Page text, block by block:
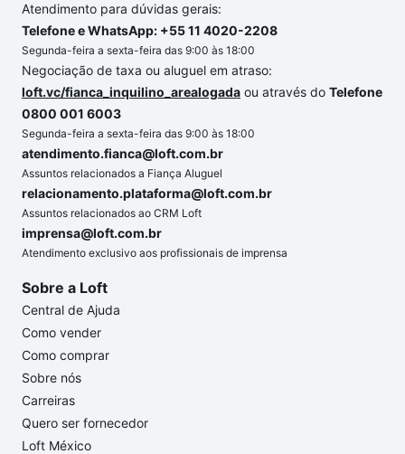
Atendimento para dúvidas gerais:
Telefone e WhatsApp: +55 11 4020-2208
Segunda-feira a sexta-feira das 9:00 às 18:00
Negociação de taxa ou aluguel em atraso:
loft.vc/fianca_inquilino_arealogada ou através do Telefone
0800 001 6003
Segunda-feira a sexta-feira das 9:00 às 18:00
atendimento.fianca@loft.com.br
Assuntos relacionados a Fiança Aluguel
relacionamento.plataforma@loft.com.br
Assuntos relacionados ao CRM Loft
imprensa@loft.com.br
Atendimento exclusivo aos profissionais de imprensa
Sobre a Loft
Central de Ajuda
Como vender
Como comprar
Sobre nós
Carreiras
Quero ser fornecedor
Loft México